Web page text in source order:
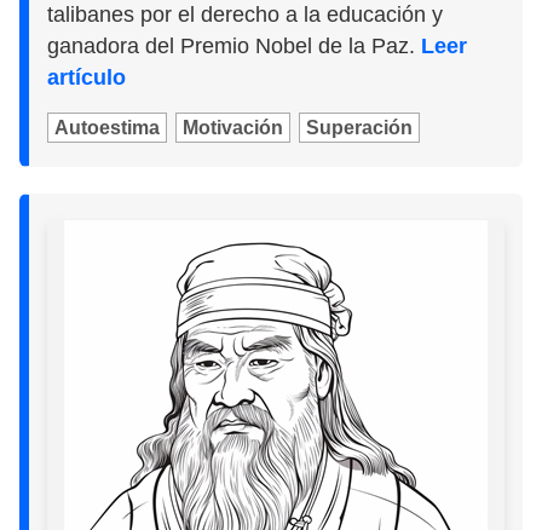
talibanes por el derecho a la educación y
ganadora del Premio Nobel de la Paz. Leer
artículo
Autoestima Motivación Superación